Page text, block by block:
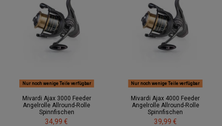
Nur noch wenige Teile verfügbar
Mivardi Ajax 3000 Feeder
Angelrolle Allround-Rolle
Spinnfischen
34,99 €
Nur noch wenige Teile verfügbar
Mivardi Ajax 4000 Feeder
Angelrolle Allround-Rolle
Spinnfischen
39,99 €